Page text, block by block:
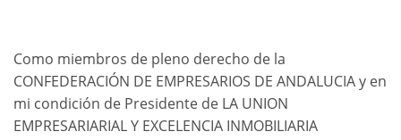
Como miembros de pleno derecho de la
CONFEDERACIÓN DE EMPRESARIOS DE ANDALUCIA y en
mi condición de Presidente de LA UNION
EMPRESARIARIAL Y EXCELENCIA INMOBILIARIA